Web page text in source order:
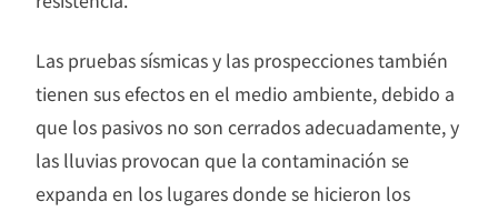
Las pruebas sísmicas y las prospecciones también
tienen sus efectos en el medio ambiente, debido a
que los pasivos no son cerrados adecuadamente, y
las lluvias provocan que la contaminación se
expanda en los lugares donde se hicieron los